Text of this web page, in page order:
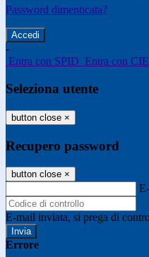
Password dimenticata?
-
Entra con SPID Entra con CIE
Seleziona utente
button close ×
Recupero password
button close ×
E-mail inviata, si prega di
Errore